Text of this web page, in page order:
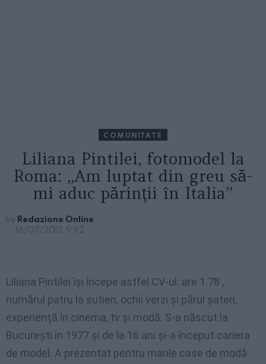
COMUNITATE
Liliana Pintilei, fotomodel la
Roma: „Am luptat din greu să-
mi aduc părinţii în Italia”
by Redazione Online
16/07/2012, 9:42
Liliana Pintilei îşi începe astfel CV-ul: are 1.78 ,
numărul patru la sutien, ochii verzi şi părul şaten,
experienţă în cinema, tv şi modă. S-a născut la
Bucureşti în 1977 şi de la 16 ani şi-a început cariera
de model. A prezentat pentru marile case de modă